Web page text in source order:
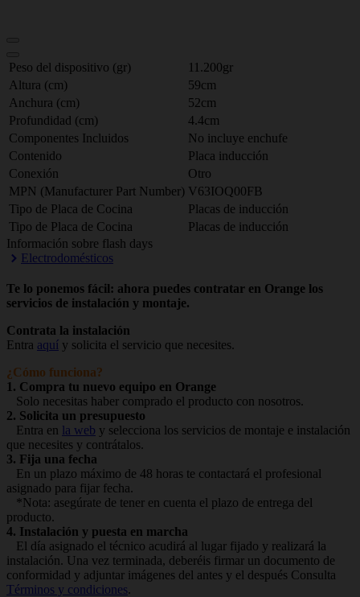
Peso del dispositivo (gr)
11.200gr
Altura (cm)
59cm
Anchura (cm)
52cm
Profundidad (cm)
4.4cm
Componentes Incluidos
No incluye enchufe
Contenido
Placa inducción
Conexión
Otro
MPN (Manufacturer Part Number) V63IOQ00FB
Tipo de Placa de Cocina
Placas de inducción
Tipo de Placa de Cocina
Placas de inducción
Información sobre flash days
Electrodomésticos
Te lo ponemos fácil: ahora puedes contratar en Orange los
servicios de instalación y montaje.
Contrata la instalación
Entra aquí y solicita el servicio que necesites.
¿Cómo funciona?
1. Compra tu nuevo equipo en Orange
Solo necesitas haber comprado el producto con nosotros.
2. Solicita un presupuesto
Entra en la web y selecciona los servicios de montaje e instalación
que necesites y contrátalos.
3. Fija una fecha
En un plazo máximo de 48 horas te contactará el profesional
asignado para fijar fecha.
*Nota: asegúrate de tener en cuenta el plazo de entrega del
producto.
4. Instalación y puesta en marcha
El día asignado el técnico acudirá al lugar fijado y realizará la
instalación. Una vez terminada, deberéis firmar un documento de
conformidad y adjuntar imágenes del antes y el después Consulta
Términos y condiciones.